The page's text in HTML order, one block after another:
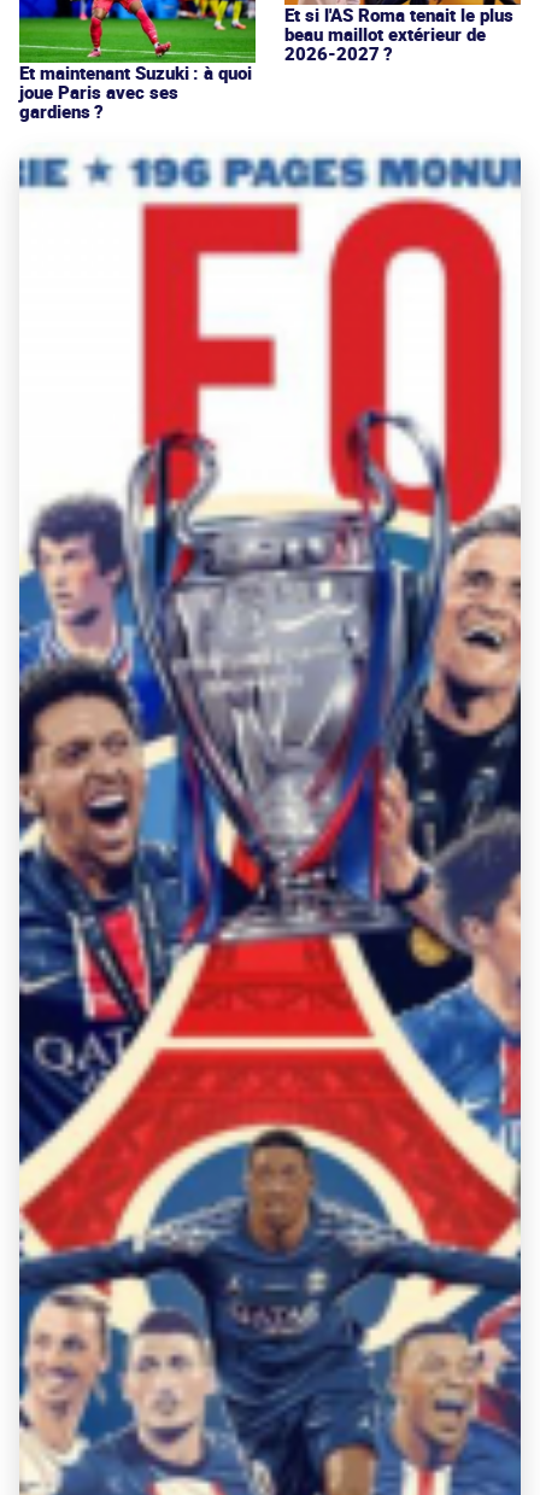
Et maintenant Suzuki : à quoi
joue Paris avec ses
gardiens ?
Et si l'AS Roma tenait le plus
beau maillot extérieur de
2026-2027 ?